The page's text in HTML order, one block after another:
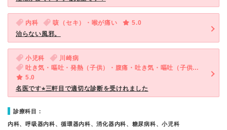
内科 咳（セキ）・喉が痛い
5.0
治らない風邪。
小児科
川崎病
吐き気・嘔吐・発熱（子供）・腹痛・吐き気・嘔吐（子供）・咳・呼吸困難（子供）
5.0
名医です⭐︎三軒目で適切な診断を受けれました
診療科目：
内科、呼吸器内科、循環器内科、消化器内科、糖尿病科、小児科